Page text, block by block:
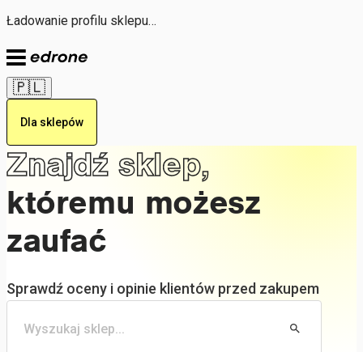
Ładowanie profilu sklepu…
🇵🇱
Dla sklepów
Znajdź sklep,
któremu możesz
zaufać
Sprawdź oceny i opinie klientów przed zakupem